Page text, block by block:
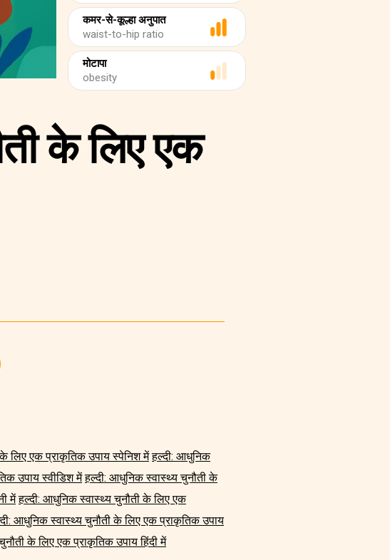
कमर-से-कूल्हा अनुपात
waist-to-hip ratio
मोटापा
obesity
के लिए एक
लिए एक प्राकृतिक उपाय स्पेनिश में हल्दी: आधुनिक
उपाय स्वीडिश में हल्दी: आधुनिक स्वास्थ्य चुनौती के
में हल्दी: आधुनिक स्वास्थ्य चुनौती के लिए एक
आधुनिक स्वास्थ्य चुनौती के लिए एक प्राकृतिक उपाय
के लिए एक प्राकृतिक उपाय हिंदी में